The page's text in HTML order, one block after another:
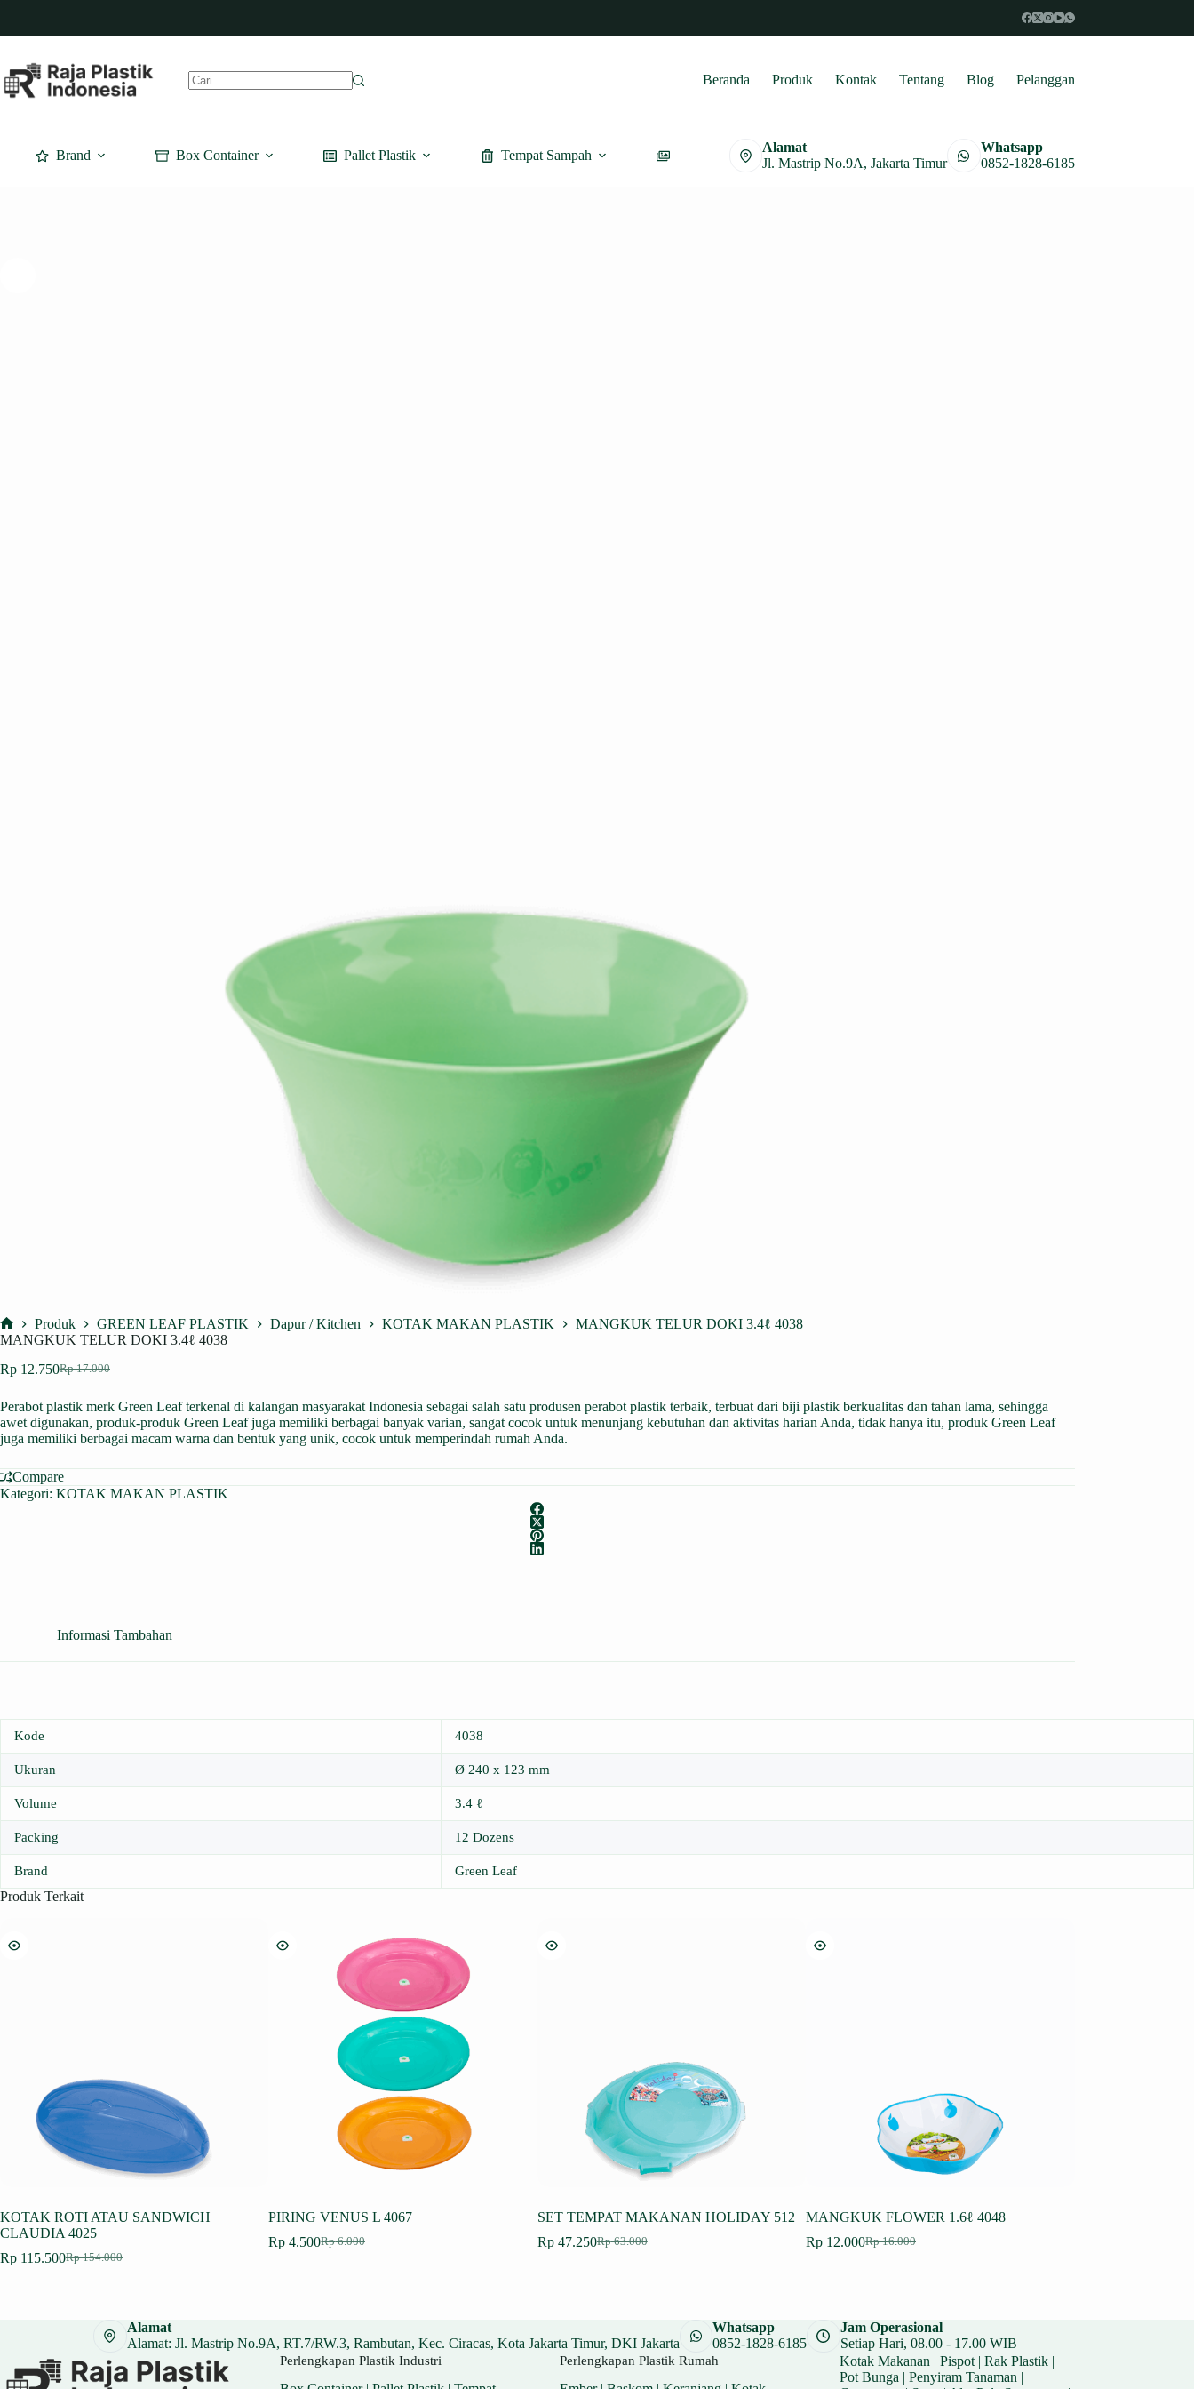
content
Beranda Produk Kontak Tentang Blog Pelanggan
Brand Box Container Pallet Plastik Tempat Sampah
Alamat
Jl. Mastrip No.9A, Jakarta Timur
Whatsapp
0852-1828-6185
Home
Produk GREEN LEAF PLASTIK Dapur / Kitchen KOTAK MAKAN PLASTIK
MANGKUK TELUR DOKI 3.4ℓ 4038
MANGKUK TELUR DOKI 3.4ℓ 4038
Rp17.000
Harga
adalah:
Rp 17.000.
Rp 12.750Harga
ini
adalah:
Rp 12.750.
Perabot plastik merk Green Leaf terkenal di kalangan masyarakat Indonesia sebagai salah satu produsen perabot plastik terbaik, terbuat dari biji plastik berkualitas dan tahan lama, sehingga
awet digunakan, produk-produk Green Leaf juga memiliki berbagai banyak varian, sangat cocok untuk menunjang kebutuhan dan aktivitas harian Anda, tidak hanya itu, produk Green Leaf
juga memiliki berbagai macam warna dan bentuk yang unik, cocok untuk memperindah rumah Anda.
Compare
Kategori: KOTAK MAKAN PLASTIK
Informasi Tambahan
Kode 4038
Ukuran Ø 240 x 123 mm
Volume 3.4 ℓ
Packing 12 Dozens
Brand Green Leaf
Produk Terkait
KOTAK ROTI ATAU SANDWICH
CLAUDIA 4025
Rp154.000
Harga
Rp 115.500Harga
Rp 115.500.
PIRING VENUS L 4067
Rp6.000
Harga
Rp 4.500Harga
SET TEMPAT MAKANAN HOLIDAY 512
Rp63.000
Harga
Rp47.250Harga
MANGKUK FLOWER 1.6ℓ 4048
Rp16.000
Harga
Rp 12.000Harga
Alamat
Alamat: Jl. Mastrip No.9A, RT.7/RW.3, Rambutan, Kec. Ciracas, Kota Jakarta Timur, DKI Jakarta
Whatsapp
0852-1828-6185
Jam Operasional
Setiap Hari, 08.00 - 17.00 WIB
Perlengkapan Plastik Industri Perlengkapan Plastik Rumah Kotak Makanan | Pispot| Rak Plastik|
Pot Bunga | Penyiram Tanaman |